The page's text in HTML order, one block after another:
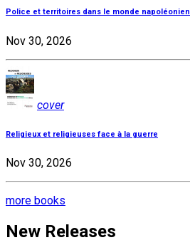
Police et territoires dans le monde napoléonien
Nov 30, 2026
cover
Religieux et religieuses face à la guerre
Nov 30, 2026
more books
New Releases